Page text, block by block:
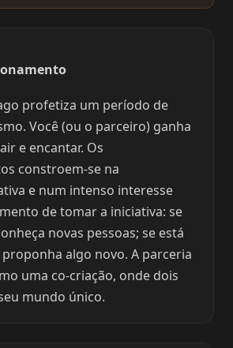
profetiza um período de
Você (ou o parceiro) ganha
e encantar. Os
constroem-se na
e num intenso interesse
de tomar a iniciativa: se
novas pessoas; se está
algo novo. A parceria
uma co-criação, onde dois
mundo único.